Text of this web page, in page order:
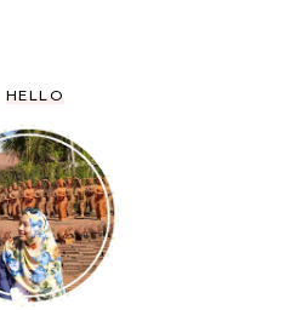
HELLO